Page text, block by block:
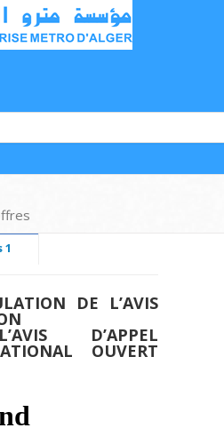
3
DE L’AVIS
D’APPEL
OUVERT